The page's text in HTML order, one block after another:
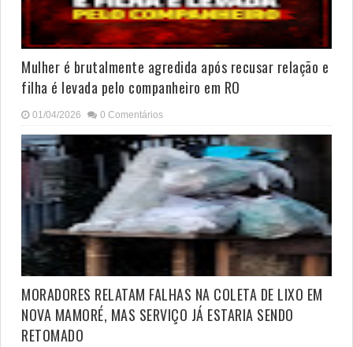
Mulher é brutalmente agredida após recusar relação e
filha é levada pelo companheiro em RO
01/04/2026 0 Comentários
MORADORES RELATAM FALHAS NA COLETA DE LIXO EM
NOVA MAMORÉ, MAS SERVIÇO JÁ ESTARIA SENDO
RETOMADO